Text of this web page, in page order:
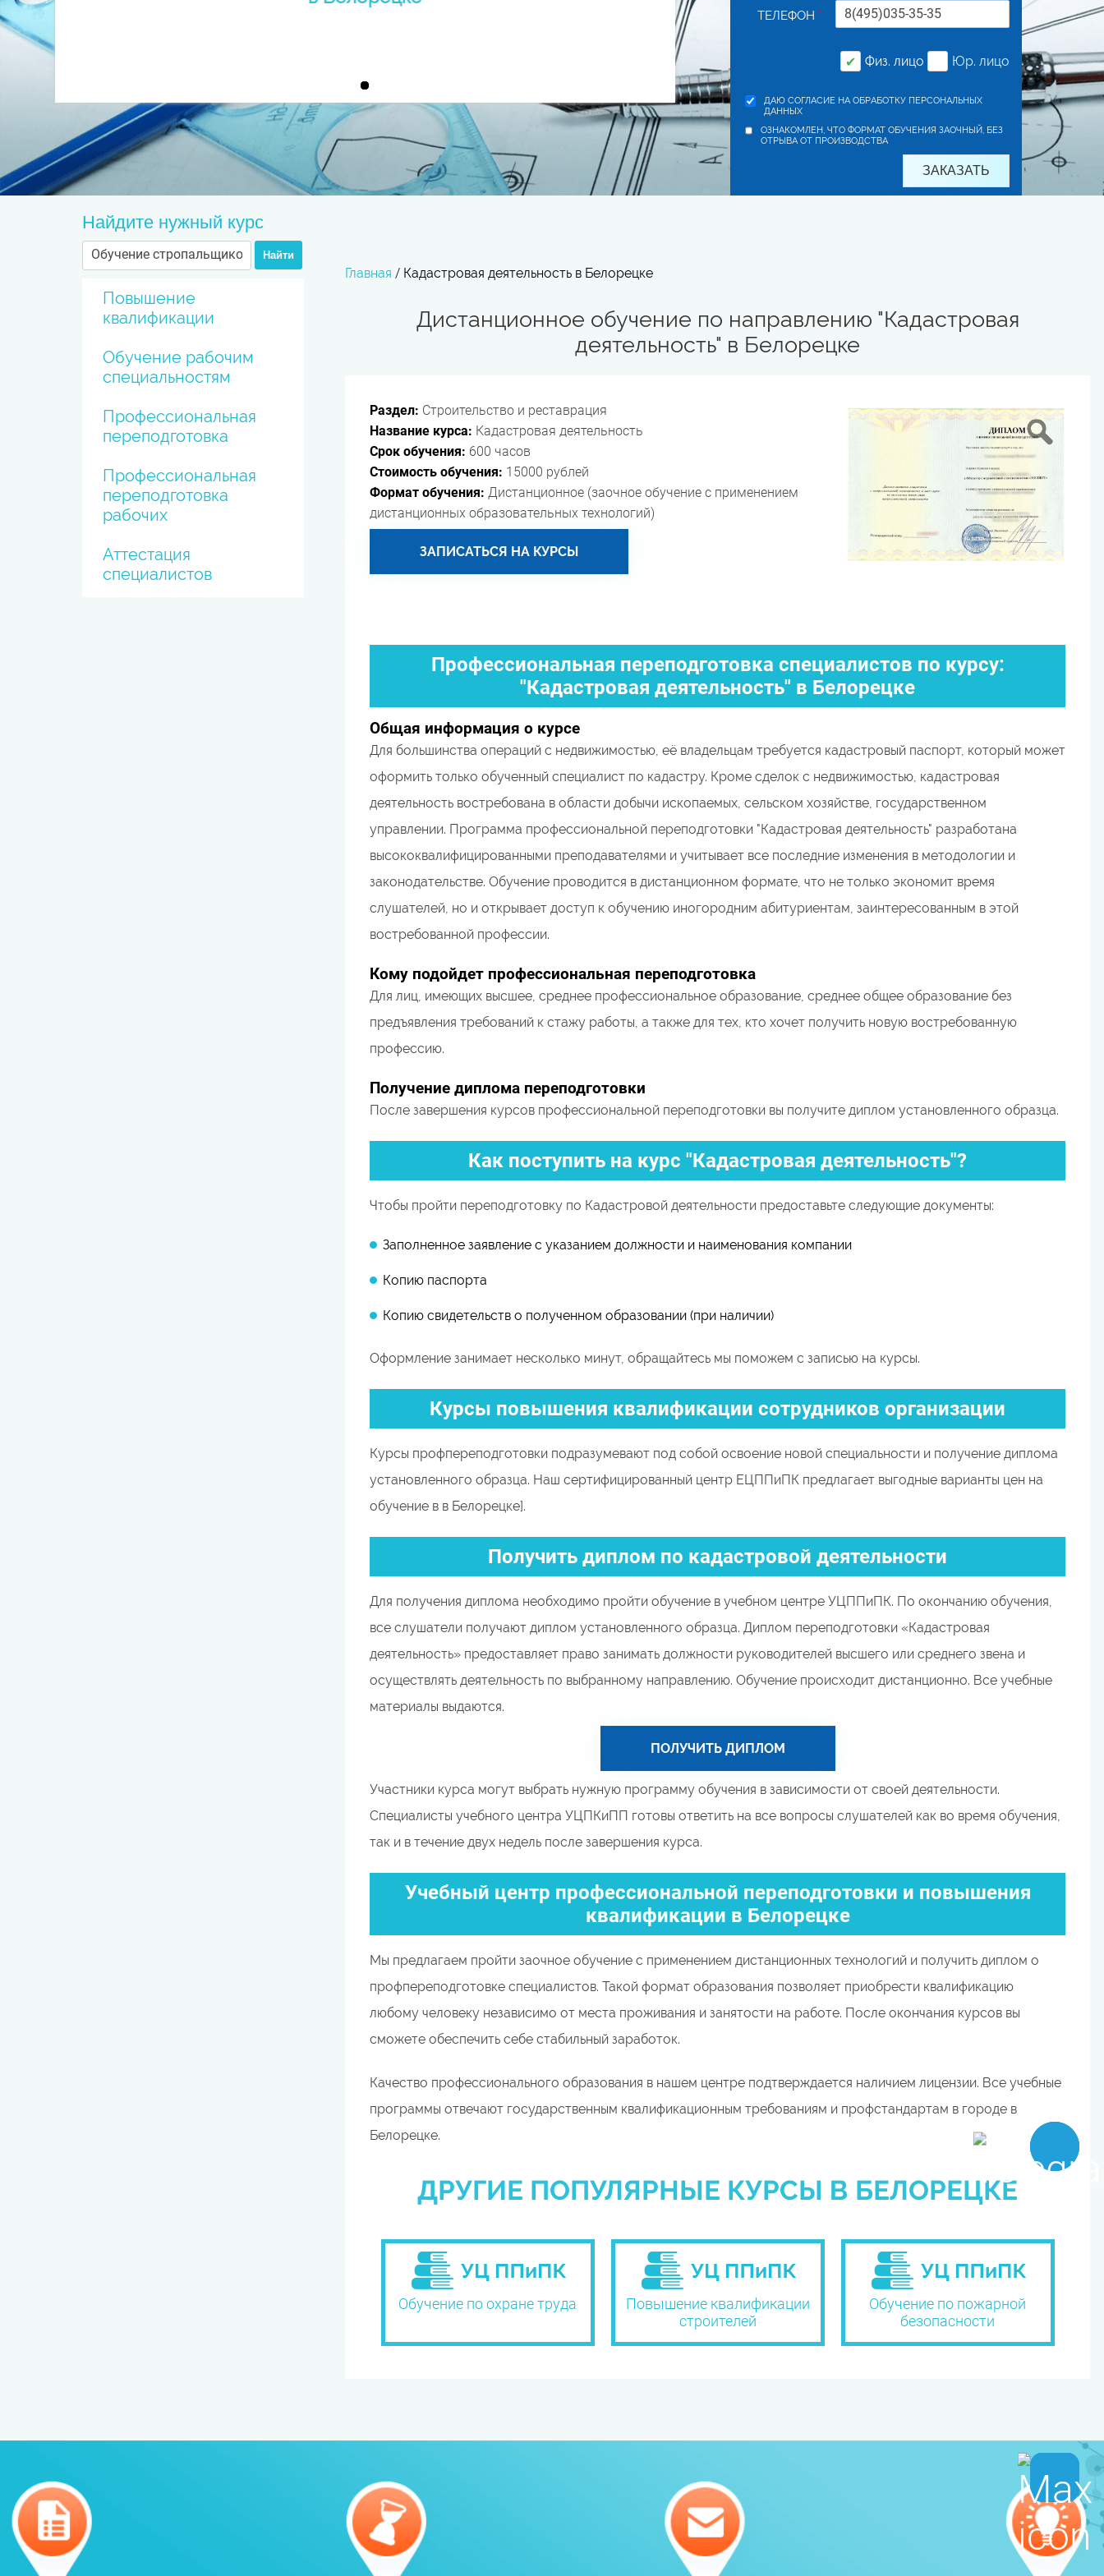
ТЕЛЕФОН *
✔ Физ. лицо Юр. лицо
ДАЮ СОГЛАСИЕ НА ОБРАБОТКУ ПЕРСОНАЛЬНЫХ
ДАННЫХ
ОЗНАКОМЛЕН, ЧТО ФОРМАТ ОБУЧЕНИЯ ЗАОЧНЫЙ, БЕЗ
ОТРЫВА ОТ ПРОИЗВОДСТВА
Найдите нужный курс
Найти
Повышение
квалификации
Обучение рабочим
специальностям
Профессиональная
переподготовка
Профессиональная
переподготовка
рабочих
Аттестация
специалистов
Главная / Кадастровая деятельность в Белорецке
Дистанционное обучение по направлению "Кадастровая
деятельность" в Белорецке
Раздел: Строительство и реставрация
Название курса: Кадастровая деятельность
Срок обучения: 600 часов
Стоимость обучения: 15000 рублей
Формат обучения: Дистанционное (заочное обучение с применением
дистанционных образовательных технологий)
ЗАПИСАТЬСЯ НА КУРСЫ
Профессиональная переподготовка специалистов по курсу:
"Кадастровая деятельность" в Белорецке
Общая информация о курсе
Для большинства операций с недвижимостью, её владельцам требуется кадастровый паспорт, который может
оформить только обученный специалист по кадастру. Кроме сделок с недвижимостью, кадастровая
деятельность востребована в области добычи ископаемых, сельском хозяйстве, государственном
управлении. Программа профессиональной переподготовки "Кадастровая деятельность" разработана
высококвалифицированными преподавателями и учитывает все последние изменения в методологии и
законодательстве. Обучение проводится в дистанционном формате, что не только экономит время
слушателей, но и открывает доступ к обучению иногородним абитуриентам, заинтересованным в этой
востребованной профессии.
Кому подойдет профессиональная переподготовка
Для лиц, имеющих высшее, среднее профессиональное образование, среднее общее образование без
предъявления требований к стажу работы, а также для тех, кто хочет получить новую востребованную
профессию.
Получение диплома переподготовки
После завершения курсов профессиональной переподготовки вы получите диплом установленного образца.
Как поступить на курс "Кадастровая деятельность"?
Чтобы пройти переподготовку по Кадастровой деятельности предоставьте следующие документы:
Заполненное заявление с указанием должности и наименования компании
Копию паспорта
Копию свидетельств о полученном образовании (при наличии)
Оформление занимает несколько минут, обращайтесь мы поможем с записью на курсы.
Курсы повышения квалификации сотрудников организации
Курсы профпереподготовки подразумевают под собой освоение новой специальности и получение диплома
установленного образца. Наш сертифицированный центр ЕЦППиПК предлагает выгодные варианты цен на
обучение в в Белорецке].
Получить диплом по кадастровой деятельности
Для получения диплома необходимо пройти обучение в учебном центре УЦППиПК. По окончанию обучения,
все слушатели получают диплом установленного образца. Диплом переподготовки «Кадастровая
деятельность» предоставляет право занимать должности руководителей высшего или среднего звена и
осуществлять деятельность по выбранному направлению. Обучение происходит дистанционно. Все учебные
материалы выдаются.
ПОЛУЧИТЬ ДИПЛОМ
Участники курса могут выбрать нужную программу обучения в зависимости от своей деятельности.
Специалисты учебного центра УЦПКиПП готовы ответить на все вопросы слушателей как во время обучения,
так и в течение двух недель после завершения курса.
Учебный центр профессиональной переподготовки и повышения
квалификации в Белорецке
Мы предлагаем пройти заочное обучение с применением дистанционных технологий и получить диплом о
профпереподготовке специалистов. Такой формат образования позволяет приобрести квалификацию
любому человеку независимо от места проживания и занятости на работе. После окончания курсов вы
сможете обеспечить себе стабильный заработок.
Качество профессионального образования в нашем центре подтверждается наличием лицензии. Все учебные
программы отвечают государственным квалификационным требованиям и профстандартам в городе в
Белорецке.
ДРУГИЕ ПОПУЛЯРНЫЕ КУРСЫ В БЕЛОРЕЦКЕ
Обучение по охране труда
Повышение квалификации
строителей
Обучение по пожарной
безопасности